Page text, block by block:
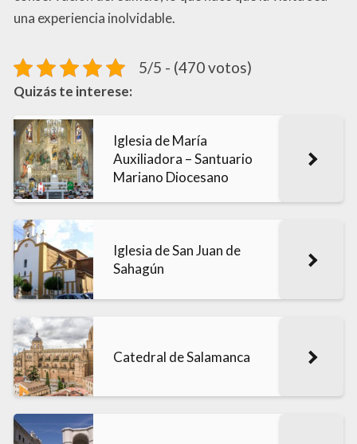
una experiencia inolvidable.
5/5 - (470 votos)
Quizás te interese:
Iglesia de María
Auxiliadora – Santuario
Mariano Diocesano
Iglesia de San Juan de
Sahagún
Catedral de Salamanca